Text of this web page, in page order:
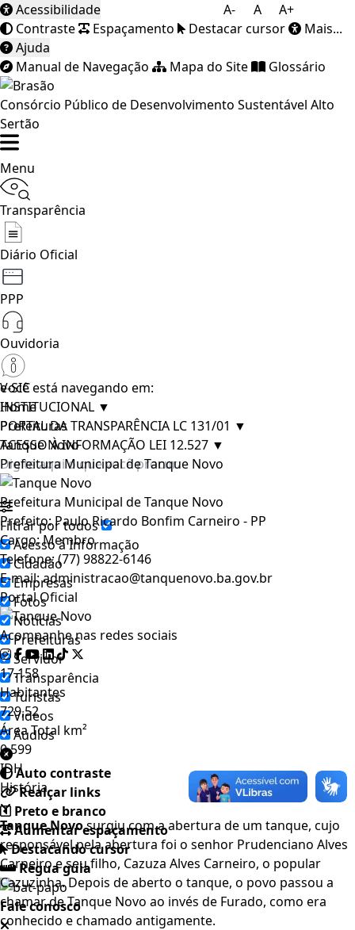
A- A A+
Acessibilidade
Contraste
Espaçamento Destacar cursor
Mais...
Ajuda
Manual de Navegação
Mapa do Site Glossário
Consórcio Público de Desenvolvimento Sustentável Alto
Sertão
Menu
Transparência
Diário Oficial
PPP
Ouvidoria
e-SIC
INSTITUCIONAL ▼
PORTAL DA TRANSPARÊNCIA LC 131/01 ▼
ACESSO À INFORMAÇÃO LEI 12.527 ▼
Filtrar por todos
Acesso à Informação
Cidadão
Empresas
Fotos
Notícias
Prefeituras
Servidor
Transparência
Turistas
Videos
Áudios
Auto contraste
Realçar links
Preto e branco
Aumentar espaçamento
Destacando cursor
Regua guia
Fale conosco
Você está navegando em:
Home
Prefeituras
Tanque Novo
Prefeitura Municipal de Tanque Novo
Prefeitura Municipal de Tanque Novo
Prefeito:Paulo Ricardo Bonfim Carneiro - PP
Cargo:Membro
Telefone:(77) 98822-6146
E-mail:administracao@tanquenovo.ba.gov.br
Portal Oficial
Acompanhe nas redes sociais
17.158
Habitantes
729,52
Área Total km²
0,599
IDH
História
Tanque Novosurgiu com a abertura de um tanque, cujo
responsável pela abertura foi o senhor Prudenciano Alves
Carneiro e seu filho, Cazuza Alves Carneiro, o popular
Cazuzinha. Depois de aberto o tanque, o povo passou a
chamar de Tanque Novo ao invés de Furado, como era
conhecido e chamado antigamente.